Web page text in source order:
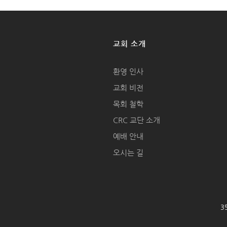
교회 소개
환영 인사
교회 비전
목회 철학
CRC 교단 소개
예배 안내
오시는 길